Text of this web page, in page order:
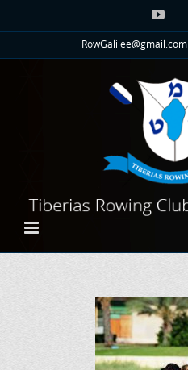
Facebook
YouTube
RowGalilee@gmail.com